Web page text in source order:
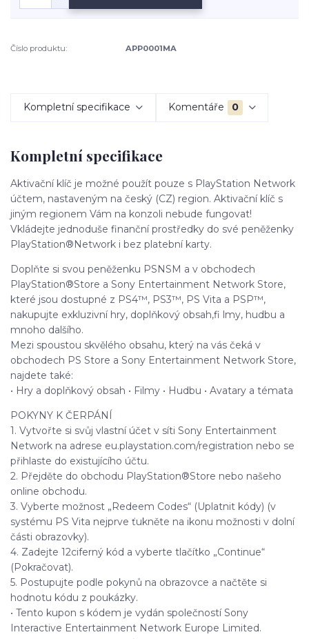
Číslo produktu: APP0001MA
Kompletní specifikace Komentáře 0
Kompletní specifikace
Aktivační klíč je možné použít pouze s PlayStation Network
účtem, nastaveným na český (CZ) region. Aktivační klíč s
jiným regionem Vám na konzoli nebude fungovat!
Vkládejte jednoduše finanční prostředky do své peněženky
PlayStation®Network i bez platební karty.
Doplňte si svou peněženku PSNSM a v obchodech
PlayStation®Store a Sony Entertainment Network Store,
které jsou dostupné z PS4™, PS3™, PS Vita a PSP™,
nakupujte exkluzivní hry, doplňkový obsah,fi lmy, hudbu a
mnoho dalšího.
Mezi spoustou skvělého obsahu, který na vás čeká v
obchodech PS Store a Sony Entertainment Network Store,
najdete také:
• Hry a doplňkový obsah • Filmy • Hudbu • Avatary a témata
POKYNY K ČERPÁNÍ
1. Vytvořte si svůj vlastní účet v síti Sony Entertainment
Network na adrese eu.playstation.com/registration nebo se
přihlaste do existujícího účtu.
2. Přejděte do obchodu PlayStation®Store nebo našeho
online obchodu.
3. Vyberte možnost „Redeem Codes“ (Uplatnit kódy) (v
systému PS Vita nejprve ťukněte na ikonu možnosti v dolní
části obrazovky).
4. Zadejte 12ciferný kód a vyberte tlačítko „Continue“
(Pokračovat).
5. Postupujte podle pokynů na obrazovce a načtěte si
hodnotu kódu z poukázky.
• Tento kupon s kódem je vydán společností Sony
Interactive Entertainment Network Europe Limited.